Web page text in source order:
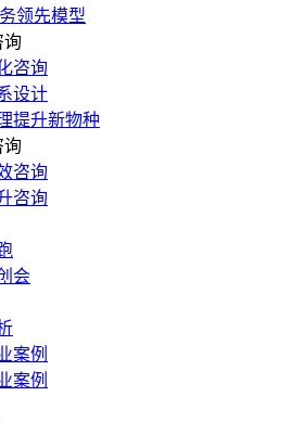
领先模型
询
咨询
设计
提升新物种
询
咨询
咨询
会
案例
案例